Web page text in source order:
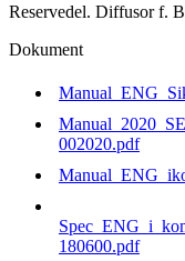
mängd
Reservedel. Diffusor f.
Dokument
002020.pdf
180600.pdf